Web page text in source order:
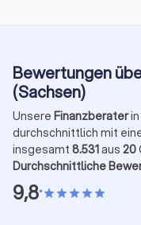
Bewertungen
(Sachsen)
Unsere Finanzberaterin
durchschnittlich mit
insgesamt 8.531aus 20
Durchschnittliche
9,8•starstarstarstarstar